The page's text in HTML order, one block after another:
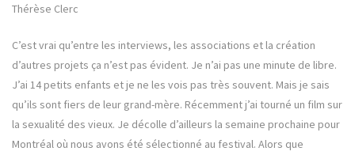
Thérèse Clerc
C’est vrai qu’entre les interviews, les associations et la création
d’autres projets ça n’est pas évident. Je n’ai pas une minute de libre.
J’ai 14 petits enfants et je ne les vois pas très souvent. Mais je sais
qu’ils sont fiers de leur grand-mère. Récemment j’ai tourné un film sur
la sexualité des vieux. Je décolle d’ailleurs la semaine prochaine pour
Montréal où nous avons été sélectionné au festival. Alors que